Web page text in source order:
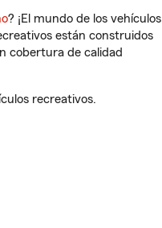
? ¡El mundo de los vehículos
están construidos
cobertura de calidad
recreativos.